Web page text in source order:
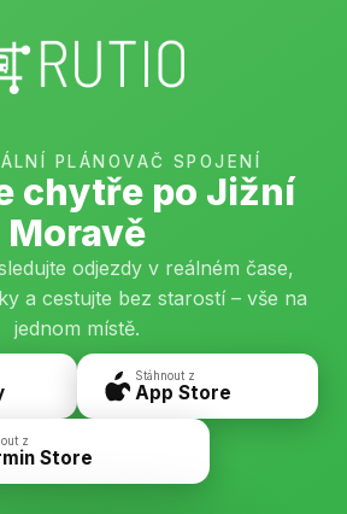
PLÁNOVAČ SPOJENÍ
chytře po Jižní
Moravě
odjezdy v reálném čase,
a cestujte bez starostí – vše na
jednom místě.
Stáhnout z
App Store
z
Store